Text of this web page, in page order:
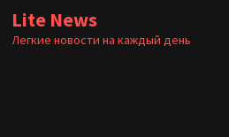
Перейти
Lite News
Легкие новости на каждый день